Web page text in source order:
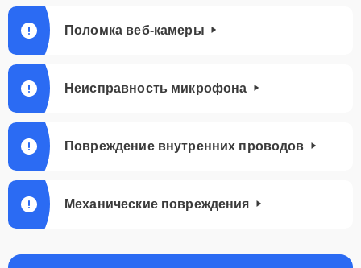
Поломка веб-камеры
Неисправность микрофона
Повреждение внутренних проводов
Механические повреждения